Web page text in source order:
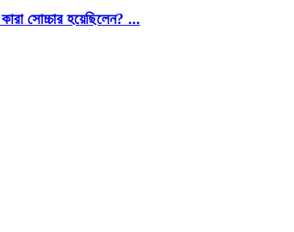
সোচ্চার হয়েছিলেন? ...